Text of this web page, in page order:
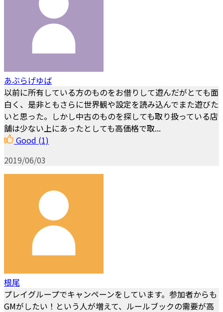
あぶらげゆば
以前に所有している方のものをお借りして遊んだがとても面
白く、是非ともさらに世界観や設定を読み込んでまた遊びた
いと思った。しかし中古のものを探しても取り扱っている店
舗は少ない上にあったとしても高価格で取...
Good (1)
2019/06/03
根尾
プレイグループでキャンペーンをしています。参加者からも
GMがしたい！という人が増えて、ルールブックの需要が高